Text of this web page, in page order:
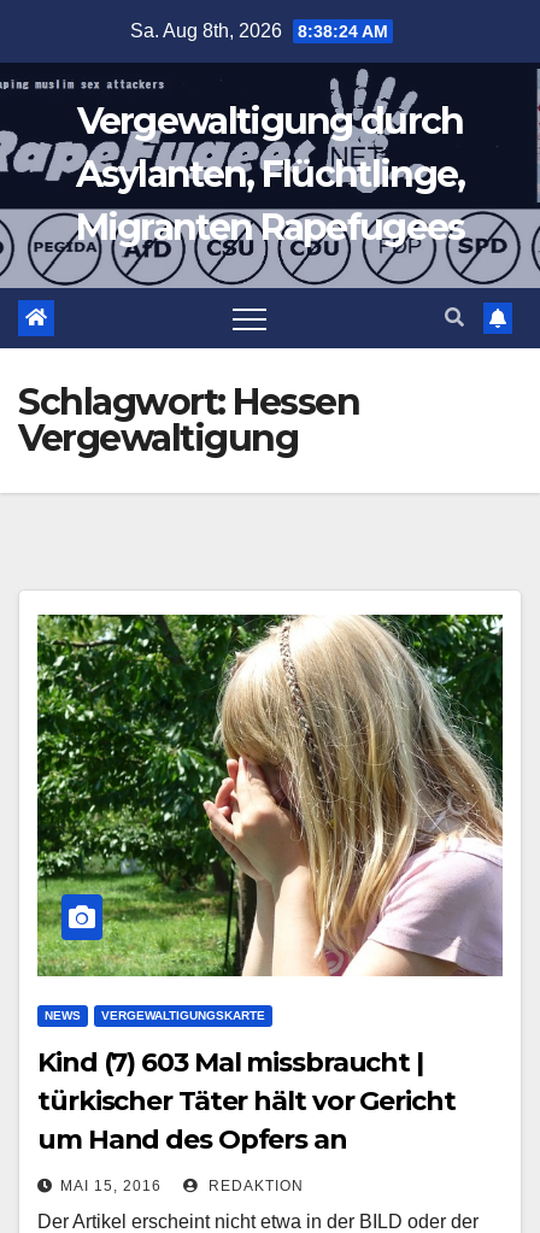
springen
Sa. Aug 8th, 2026 8:38:25 AM
Vergewaltigung durch
Asylanten, Flüchtlinge,
Migranten Rapefugees
Schlagwort: Hessen
Vergewaltigung
NEWS VERGEWALTIGUNGSKARTE
Kind (7) 603 Mal missbraucht |
türkischer Täter hält vor Gericht
um Hand des Opfers an
MAI 15, 2016 REDAKTION
Der Artikel erscheint nicht etwa in der BILD oder der